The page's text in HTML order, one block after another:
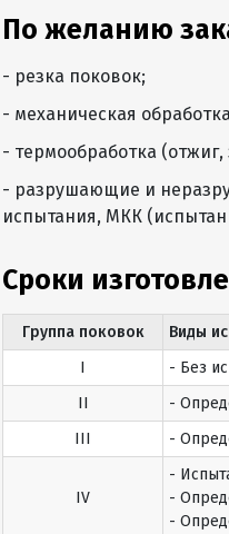
По желанию
- резка поковок;
- механическая
- термообработка
- разрушающие и
испытания, МКК
Сроки
Группа поковок
Виды
I
- Без
II
-
III
-
IV
-
-
-